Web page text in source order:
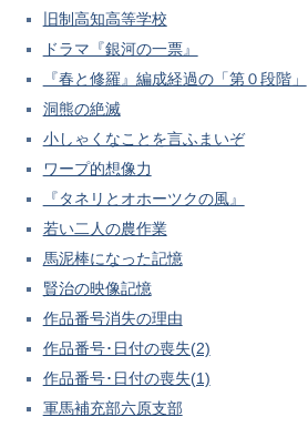
旧制高知高等学校
ドラマ『銀河の一票』
『春と修羅』編成経過の「第０段階」
洞熊の絶滅
小しゃくなことを言ふまいぞ
ワープ的想像力
『タネリとオホーツクの風』
若い二人の農作業
馬泥棒になった記憶
賢治の映像記憶
作品番号消失の理由
作品番号･日付の喪失(2)
作品番号･日付の喪失(1)
軍馬補充部六原支部